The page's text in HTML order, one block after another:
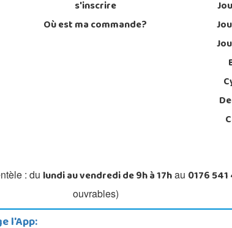
s'inscrire
Où est ma commande?
: du lundi au vendredi de 9h à 17hau 0176
ouvrables)
l'App: